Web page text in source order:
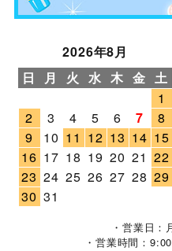
2026年8月
日
月 火 水 木 金 土
1
2
3 4 5 6 7
8
9
10 11 12 13 14 15
16 17 18 19 20 21 22
23 24 25 26 27 28 29
30 31
・営業日：
・営業時間：